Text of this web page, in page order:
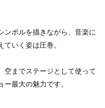
ンボルを描きながら、音楽に
いく姿は圧巻。
空までステージとして使って
ー最大の魅力です。